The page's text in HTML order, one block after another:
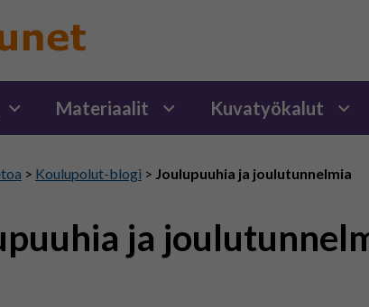
Materiaalit Kuvatyökalut
> Koulupolut-blogi > Joulupuuhia ja joulutunnelmia
ja